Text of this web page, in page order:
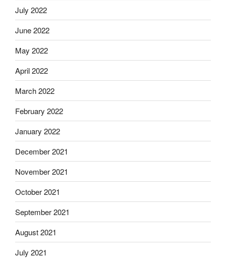
July 2022
June 2022
May 2022
April 2022
March 2022
February 2022
January 2022
December 2021
November 2021
October 2021
September 2021
August 2021
July 2021